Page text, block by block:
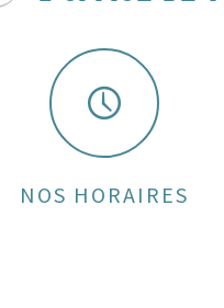
NOS HORAIRES